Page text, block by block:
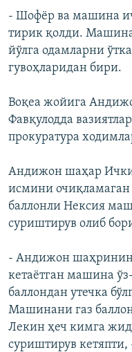
- Шофёр ва машина
тирик қолди.
йўлга одамларни
гувоҳларидан бири.
Воқеа жойига
Фавқулодда
прокуратура
Андижон шаҳар
исмини
баллонли Нексия
суриштирув олиб
- Андижон
кетаётган машина
баллондан утечка
Машинани газ
Лекин ҳеч кимга
суриштирув